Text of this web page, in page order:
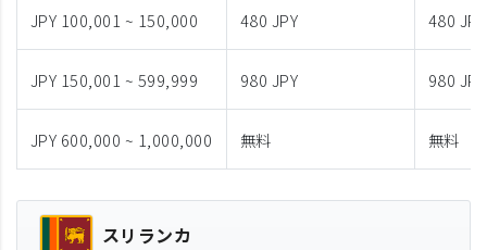
JPY 100,001 ~ 150,000 480 JPY 480 JPY
JPY 150,001 ~ 599,999 980 JPY 980 JPY
JPY 600,000 ~ 1,000,000 無料 無料
スリランカ